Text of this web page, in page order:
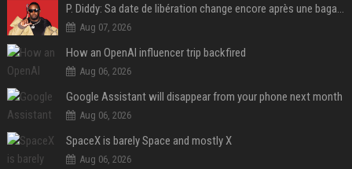
P. Diddy: Sa date de libération change encore après une bagarre
Aug 07, 2026
How an OpenAI influencer trip backfired
Aug 06, 2026
Google Assistant will disappear from your phone next month
Aug 06, 2026
SpaceX is barely Space and mostly X
Aug 06, 2026